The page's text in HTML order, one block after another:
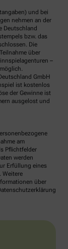
und bei
nehmen an der
Deutschland
bzw. das
Die
über
–
GmbH
ist kostenlos
der Gewinne ist
ausgelost und
am
Pflichtfelder
werden
Erfüllung eines
Weitere
über